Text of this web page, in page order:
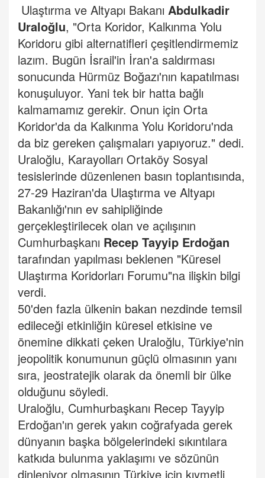
Ulaştırma ve Altyapı Bakanı Abdulkadir
Uraloğlu, "Orta Koridor, Kalkınma Yolu
Koridoru gibi alternatifleri çeşitlendirmemiz
lazım. Bugün İsrail'in İran'a saldırması
sonucunda Hürmüz Boğazı'nın kapatılması
konuşuluyor. Yani tek bir hatta bağlı
kalmamamız gerekir. Onun için Orta
Koridor'da da Kalkınma Yolu Koridoru'nda
da biz gereken çalışmaları yapıyoruz." dedi.
Uraloğlu, Karayolları Ortaköy Sosyal
tesislerinde düzenlenen basın toplantısında,
27-29 Haziran'da Ulaştırma ve Altyapı
Bakanlığı'nın ev sahipliğinde
gerçekleştirilecek olan ve açılışının
Cumhurbaşkanı Recep Tayyip Erdoğan
tarafından yapılması beklenen "Küresel
Ulaştırma Koridorları Forumu"na ilişkin bilgi
verdi.
50'den fazla ülkenin bakan nezdinde temsil
edileceği etkinliğin küresel etkisine ve
önemine dikkati çeken Uraloğlu, Türkiye'nin
jeopolitik konumunun güçlü olmasının yanı
sıra, jeostratejik olarak da önemli bir ülke
olduğunu söyledi.
Uraloğlu, Cumhurbaşkanı Recep Tayyip
Erdoğan'ın gerek yakın coğrafyada gerek
dünyanın başka bölgelerindeki sıkıntılara
katkıda bulunma yaklaşımı ve sözünün
dinleniyor olmasının Türkiye için kıymetli